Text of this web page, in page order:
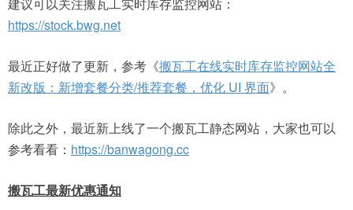
https://stock.bwg.net
最近正好做了更新，参考《搬瓦工在线实时库存监控网站全
新改版：新增套餐分类/推荐套餐，优化 UI 界面》。
除此之外，最近新上线了一个搬瓦工静态网站，大家也可以
参考看看： https://banwagong.cc
搬瓦工最新优惠通知